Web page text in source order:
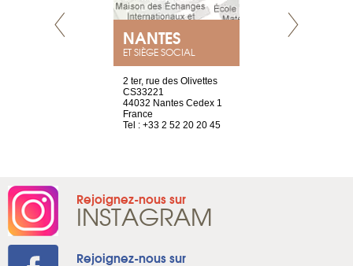
NANTES
ET SIÈGE SOCIAL
2 ter, rue des Olivettes
CS33221
44032 Nantes Cedex 1
France
Tel : +33 2 52 20 20 45
Rejoignez-nous sur
INSTAGRAM
Rejoignez-nous sur